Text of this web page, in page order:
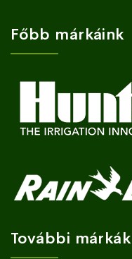
Főbb márkáink
További márkák